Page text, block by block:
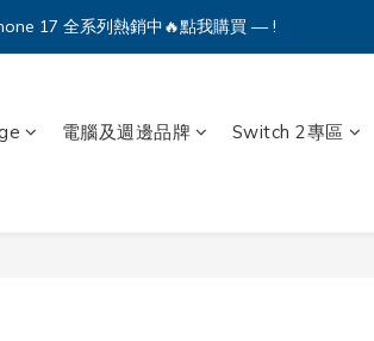
17 全系列熱銷中🔥點我購買 — !
入Q哥 Line 新好友領優惠券！🎫
電腦及週邊品牌 Switch 2專區